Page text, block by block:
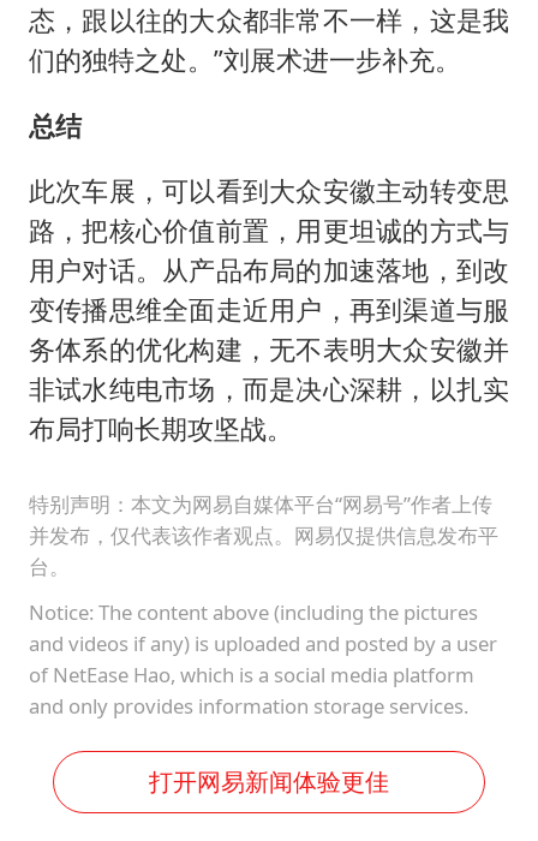
态，跟以往的大众都非常不一样，这是我
们的独特之处。”刘展术进一步补充。
总结
此次车展，可以看到大众安徽主动转变思
路，把核心价值前置，用更坦诚的方式与
用户对话。从产品布局的加速落地，到改
变传播思维全面走近用户，再到渠道与服
务体系的优化构建，无不表明大众安徽并
非试水纯电市场，而是决心深耕，以扎实
布局打响长期攻坚战。
特别声明：本文为网易自媒体平台“网易号”作者上传
并发布，仅代表该作者观点。网易仅提供信息发布平
台。
Notice: The content above (including the pictures
and videos if any) is uploaded and posted by a user
of NetEase Hao, which is a social media platform
and only provides information storage services.
打开网易新闻体验更佳